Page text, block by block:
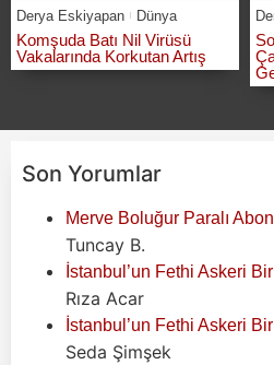
Derya Eskiyapan Dünya
Komşuda Batı Nil Virüsü
Vakalarında Korkutan Artış
Son Yorumlar
Merve Boluğur Paralı
Tuncay B.
İstanbul’un Fethi Askeri Bir
Rıza Acar
İstanbul’un Fethi Askeri Bir
Seda Şimşek